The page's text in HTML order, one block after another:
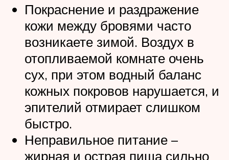
Покраснение и раздражение
кожи между бровями часто
возникаете зимой. Воздух в
отопливаемой комнате очень
сух, при этом водный баланс
кожных покровов нарушается, и
эпителий отмирает слишком
быстро.
Неправильное питание –
жирная и острая пища сильно